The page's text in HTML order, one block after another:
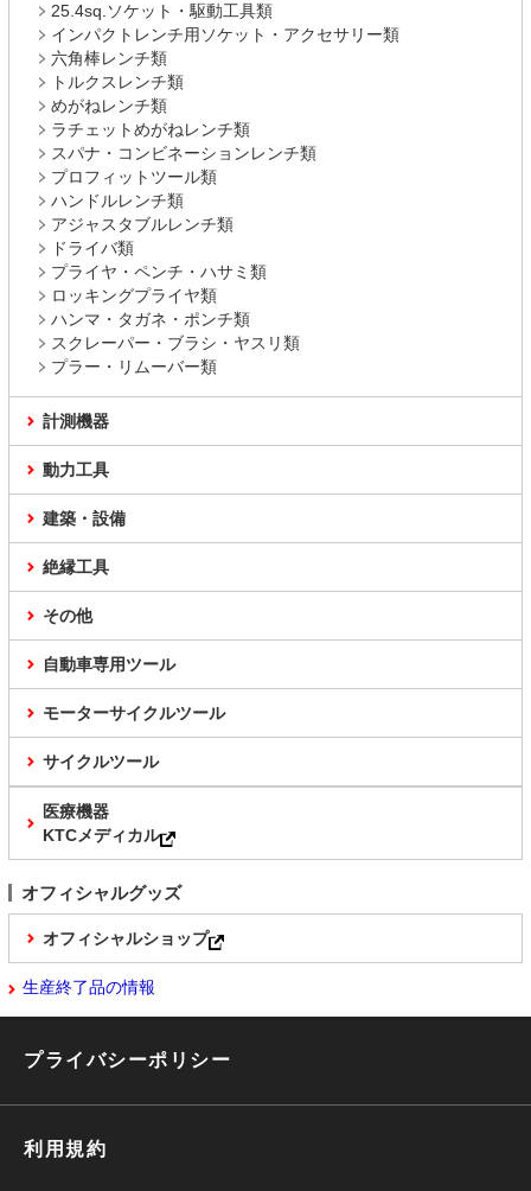
25.4sq.ソケット・駆動工具類
インパクトレンチ用ソケット・アクセサリー類
六角棒レンチ類
トルクスレンチ類
めがねレンチ類
ラチェットめがねレンチ類
スパナ・コンビネーションレンチ類
プロフィットツール類
ハンドルレンチ類
アジャスタブルレンチ類
ドライバ類
プライヤ・ペンチ・ハサミ類
ロッキングプライヤ類
ハンマ・タガネ・ポンチ類
スクレーパー・ブラシ・ヤスリ類
プラー・リムーバー類
計測機器
動力工具
建築・設備
絶縁工具
その他
自動車専用ツール
モーターサイクルツール
サイクルツール
医療機器
KTCメディカル
オフィシャルグッズ
オフィシャルショップ
生産終了品の情報
プライバシーポリシー
利用規約